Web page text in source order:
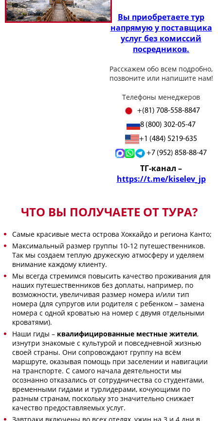
Вы приобретаете тур
напрямую у поставщика
услуг без комиссий
посредников.
Расскажем обо всем подробно,
позвоните или напишите нам!
Телефоны менеджеров
+(81) 708-558-8847
8 (800) 302-05-47
+1 (484) 5219-635
+7 (952) 858-88-47
ТГ-канал –
https://t.me/kiselev_jp
ЧТО ВЫ ПОЛУЧАЕТЕ ОТ ТУРА?
Самые красивые места острова Хоккайдо и региона Канто;
Максимальный размер группы 10-12 путешественников.
Так мы создаем теплую дружескую атмосферу и уделяем
внимание каждому клиенту.
Мы всегда стремимся повысить качество проживания для
наших путешественников без доплаты, например, по
возможности, увеличивая размер номера и/или тип
номера (для супругов или родителя с ребенком – замена
номера с одной кроватью на номер с двумя отдельными
кроватями).
Наши гиды – квалифицированные местные жители,
изнутри знакомые с культурой и повседневной жизнью
своей страны. Они сопровождают группу на всём
маршруте, оказывая помощь при заселении и навигации
на транспорте. С самого начала деятельности мы
осознанно отказались от сотрудничества со студентами,
временными гидами и турлидерами, кочующими по
разным странам, поскольку это значительно снижает
качество предоставляемых услуг.